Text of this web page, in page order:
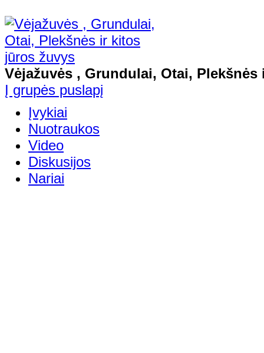
Vėjažuvės , Grundulai, Otai,
Į grupės puslapį
Įvykiai
Nuotraukos
Video
Diskusijos
Nariai